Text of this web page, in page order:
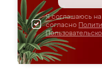
Я соглашаюсь
согласно